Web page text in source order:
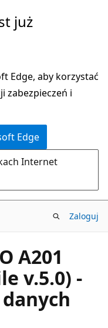
już
Edge, aby korzystać
zabezpieczeń i
Edge
Internet
Zaloguj
A201
v.5.0) -